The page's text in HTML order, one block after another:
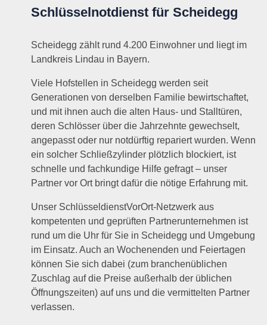
Schlüsselnotdienst für Scheidegg
Scheidegg zählt rund 4.200 Einwohner und liegt im
Landkreis Lindau in Bayern.
Viele Hofstellen in Scheidegg werden seit
Generationen von derselben Familie bewirtschaftet,
und mit ihnen auch die alten Haus- und Stalltüren,
deren Schlösser über die Jahrzehnte gewechselt,
angepasst oder nur notdürftig repariert wurden. Wenn
ein solcher Schließzylinder plötzlich blockiert, ist
schnelle und fachkundige Hilfe gefragt – unser
Partner vor Ort bringt dafür die nötige Erfahrung mit.
Unser SchlüsseldienstVorOrt-Netzwerk aus
kompetenten und geprüften Partnerunternehmen ist
rund um die Uhr für Sie in Scheidegg und Umgebung
im Einsatz. Auch an Wochenenden und Feiertagen
können Sie sich dabei (zum branchenüblichen
Zuschlag auf die Preise außerhalb der üblichen
Öffnungszeiten) auf uns und die vermittelten Partner
verlassen.